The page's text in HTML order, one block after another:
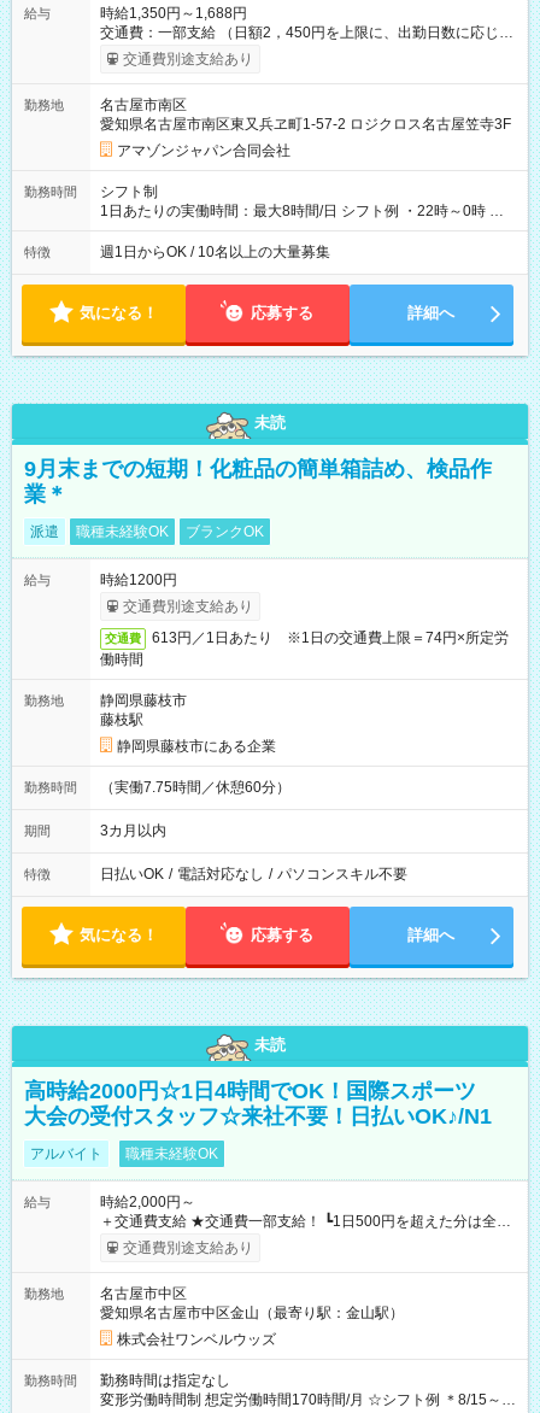
給与
時給1,350円～1,688円
交通費：一部支給 （日額2，450円を上限に、出勤日数に応じて
実費支給） ※22:00～翌5:00までは時給25%UP！ ■給与前払い
制度あり ※前払い額の上限あり、手数料無料（Amazon負担）
交通費別途支給あり
勤務地
名古屋市南区
愛知県名古屋市南区東又兵ヱ町1-57-2 ロジクロス名古屋笠寺3F
アマゾンジャパン合同会社
勤務時間
シフト制
1日あたりの実働時間：最大8時間/日 シフト例 ・22時～0時 入
社後、就業可能シフトをご確認の上、申請してください。
特徴 週1日からOK / 10名以上の大量募集
気になる！ 応募する 詳細へ
未読
9月末までの短期！化粧品の簡単箱詰め、検品作
業＊
派遣 職種未経験OK ブランクOK
給与
時給1200円
交通費別途支給あり
交通費
613円／1日あたり ※1日の交通費上限＝74円×所定労
働時間
勤務地
静岡県藤枝市
藤枝駅
静岡県藤枝市にある企業
勤務時間 （実働7.75時間／休憩60分）
期間 3カ月以内
特徴 日払いOK / 電話対応なし / パソコンスキル不要
気になる！ 応募する 詳細へ
未読
高時給2000円☆1日4時間でOK！国際スポーツ
大会の受付スタッフ☆来社不要！日払いOK♪/N1
アルバイト 職種未経験OK
給与
時給2,000円～
＋交通費支給 ★交通費一部支給！ ┗1日500円を超えた分は全額
支給！ ※往復500円以内の方は自己負担となります ★日払い
OK！（規定あり） ┗働いたその日に現金GET♪ お仕事後はコン
期間なし
交通費別途支給あり
勤務地
名古屋市中区
愛知県名古屋市中区金山（最寄り駅：金山駅）
株式会社ワンベルウッズ
勤務時間
勤務時間は指定なし
変形労働時間制 想定労働時間170時間/月 ☆シフト例 ＊8/15～